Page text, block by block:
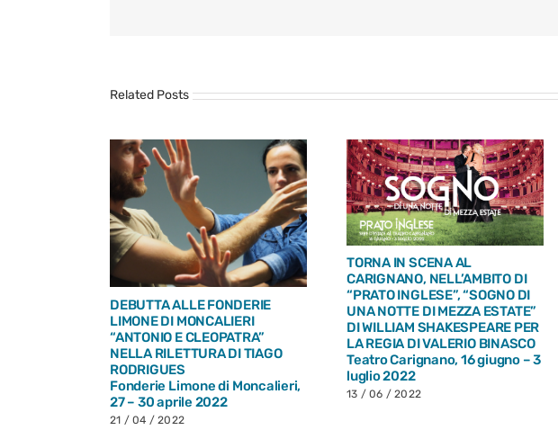
Related Posts
DEBUTTA ALLE FONDERIE
LIMONE DI MONCALIERI
“ANTONIO E CLEOPATRA”
NELLA RILETTURA DI TIAGO
RODRIGUES
Fonderie Limone di Moncalieri,
27 – 30 aprile 2022
21 / 04 / 2022
TORNA IN SCENA AL
CARIGNANO, NELL’AMBITO DI
“PRATO INGLESE”, “SOGNO DI
UNA NOTTE DI MEZZA ESTATE”
DI WILLIAM SHAKESPEARE PER
LA REGIA DI VALERIO BINASCO
Teatro Carignano, 16 giugno – 3
luglio 2022
13 / 06 / 2022